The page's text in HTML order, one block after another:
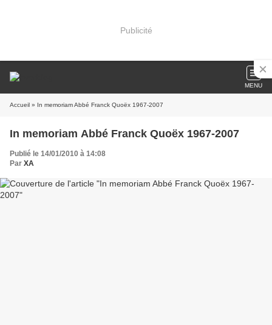
Publicité
MENU
Accueil » In memoriam Abbé Franck Quoëx 1967-2007
In memoriam Abbé Franck Quoëx 1967-2007
Publié le 14/01/2010 à 14:08
Par XA